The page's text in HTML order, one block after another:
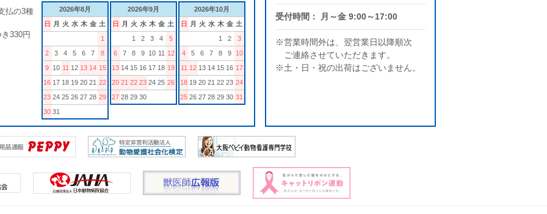
払の3種
330円
2026年8月
日
月 火 水 木 金 土
1
2
3 4 5 6 7
8
9 10 11 12 13 14 15
16 17 18 19 20 21 22
23 24 25 26 27 28 29
30 31
2026年9月
日
月 火 水 木 金 土
1
2 3 4
5
6
7 8 9 10 11 12
13 14 15 16 17 18 19
20 21 22 23 24 25 26
27 28 29 30
2026年10月
日
月 火 水 木 金 土
1
2
3
4
5 6 7 8 9
10
11 12 13 14 15 16 17
18 19 20 21 22 23 24
25 26 27 28 29 30 31
受付時間： 月～金 9:00～17:00
※営業時間外は、翌営業日以降順次
ご連絡させていただきます。
※土・日・祝の出荷はございません。